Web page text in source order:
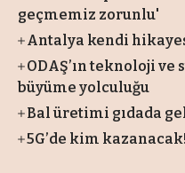
geçmemiz zorunlu'
Antalya kendi
ODAŞ’ın teknoloji
büyüme yolculuğu
Bal üretimi gıdada
5G’de kim kazanacak!